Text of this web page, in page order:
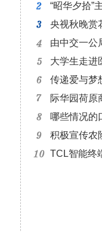
“昭华夕拾”
由中交一公
传递爱与梦